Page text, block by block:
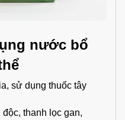
nước bổ
sử dụng thuốc tây
thanh lọc gan,